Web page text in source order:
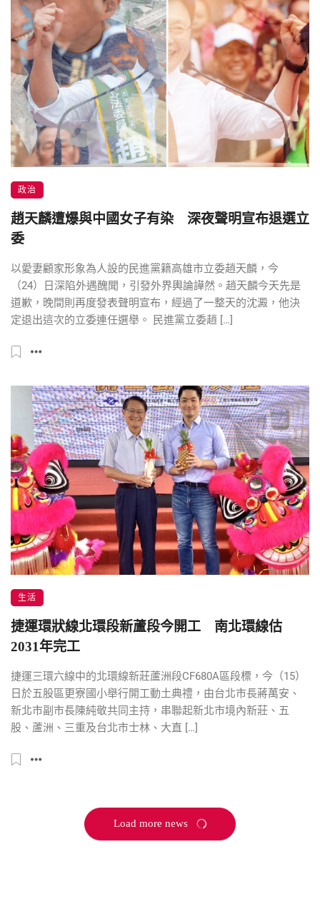
政院核定「高鐵延伸宜蘭」計畫！ 估
最快2029年動工、2036年通車
政治
趙天麟遭爆與中國女子有染 深夜聲明宣布退選立
委
以愛妻顧家形象為人設的民進黨籍高雄市立委趙天麟，今
（24）日深陷外遇醜聞，引發外界輿論譁然。趙天麟今天先是
道歉，晚間則再度發表聲明宣布，經過了一整天的沈澱，他決
定退出這次的立委連任選舉。 民進黨立委趙 […]
生活
捷運環狀線北環段新蘆段今開工 南北環線估
2031年完工
捷運三環六線中的北環線新莊蘆洲段CF680A區段標，今（15）
日於五股區更寮國小舉行開工動土典禮，由台北市長蔣萬安、
新北市副市長陳純敬共同主持，串聯起新北市境內新莊、五
股、蘆洲、三重及台北市士林、大直 […]